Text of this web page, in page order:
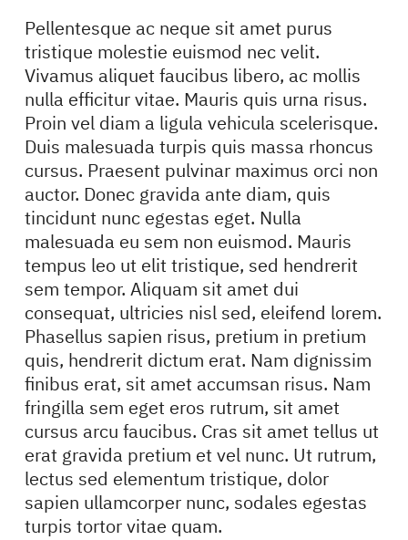
Pellentesque ac neque sit amet purus
tristique molestie euismod nec velit.
Vivamus aliquet faucibus libero, ac mollis
nulla efficitur vitae. Mauris quis urna risus.
Proin vel diam a ligula vehicula scelerisque.
Duis malesuada turpis quis massa rhoncus
cursus. Praesent pulvinar maximus orci non
auctor. Donec gravida ante diam, quis
tincidunt nunc egestas eget. Nulla
malesuada eu sem non euismod. Mauris
tempus leo ut elit tristique, sed hendrerit
sem tempor. Aliquam sit amet dui
consequat, ultricies nisl sed, eleifend lorem.
Phasellus sapien risus, pretium in pretium
quis, hendrerit dictum erat. Nam dignissim
finibus erat, sit amet accumsan risus. Nam
fringilla sem eget eros rutrum, sit amet
cursus arcu faucibus. Cras sit amet tellus ut
erat gravida pretium et vel nunc. Ut rutrum,
lectus sed elementum tristique, dolor
sapien ullamcorper nunc, sodales egestas
turpis tortor vitae quam.